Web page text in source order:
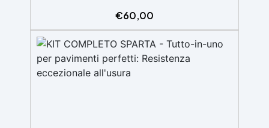
per risultati impeccabili, senza bisogno di
esperienza, con assistenza video/telefonica
gratuita ✅ Economico e Veloce: rinnova le
superfici con una spesa minima, evitando
costosi lavori di ripristino, in appena 24h ✅
€60,00